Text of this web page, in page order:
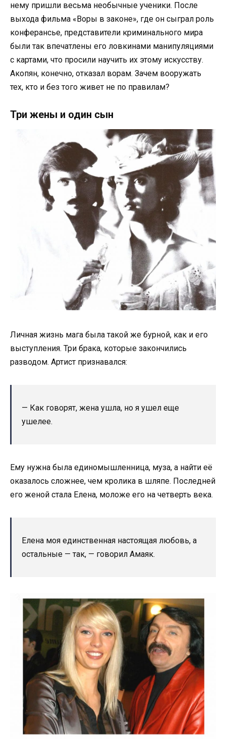
нему пришли весьма необычные ученики. После
выхода фильма «Воры в законе», где он сыграл роль
конферансье, представители криминального мира
были так впечатлены его ловкинами манипуляциями
с картами, что просили научить их этому искусству.
Акопян, конечно, отказал ворам. Зачем вооружать
тех, кто и без того живет не по правилам?
Три жены и один сын
Личная жизнь мага была такой же бурной, как и его
выступления. Три брака, которые закончились
разводом. Артист признавался:
— Как говорят, жена ушла, но я ушел еще
ушелее.
Ему нужна была единомышленница, муза, а найти её
оказалось сложнее, чем кролика в шляпе. Последней
его женой стала Елена, моложе его на четверть века.
Елена моя единственная настоящая любовь, а
остальные — так, — говорил Амаяк.